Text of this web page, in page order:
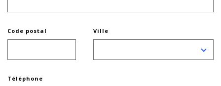
Code postal Ville
Téléphone